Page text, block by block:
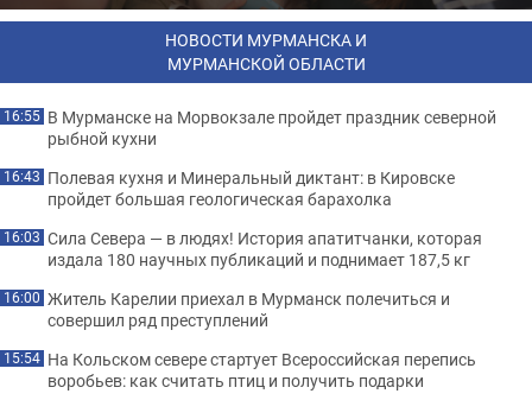
НОВОСТИ МУРМАНСКА И
МУРМАНСКОЙ ОБЛАСТИ
16:55 В Мурманске на Морвокзале пройдет праздник северной
рыбной кухни
16:43 Полевая кухня и Минеральный диктант: в Кировске
пройдет большая геологическая барахолка
16:03 Сила Севера — в людях! История апатитчанки, которая
издала 180 научных публикаций и поднимает 187,5 кг
16:00 Житель Карелии приехал в Мурманск полечиться и
совершил ряд преступлений
15:54 На Кольском севере стартует Всероссийская перепись
воробьев: как считать птиц и получить подарки